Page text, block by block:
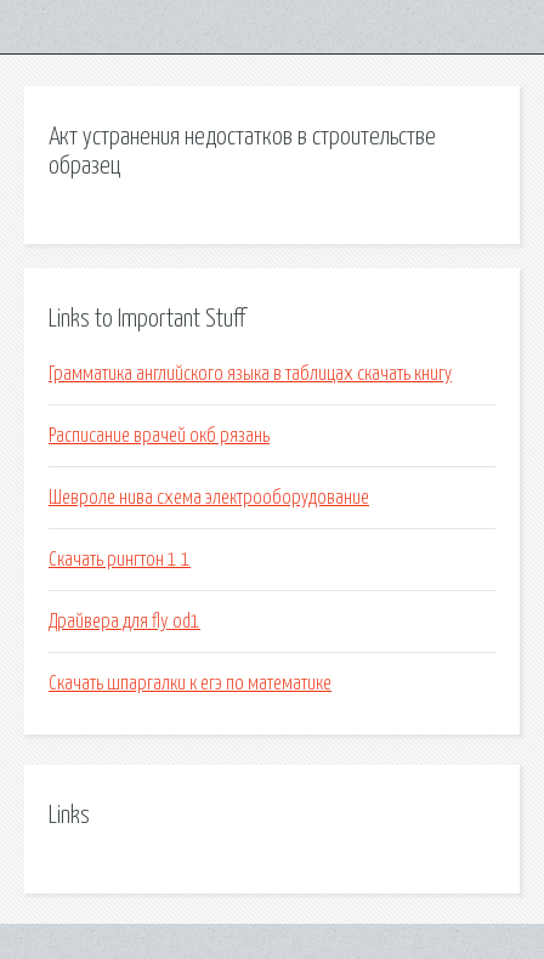
Акт устранения недостатков в строительстве
образец
Links to Important Stuff
Грамматика английского языка в таблицах скачать книгу
Расписание врачей окб рязань
Шевроле нива схема электрооборудование
Скачать рингтон 1 1
Драйвера для fly od1
Скачать шпаргалки к егэ по математике
Links